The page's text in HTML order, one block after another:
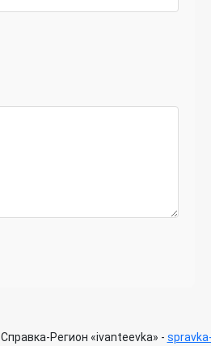
Справка-Регион «ivanteevka» -